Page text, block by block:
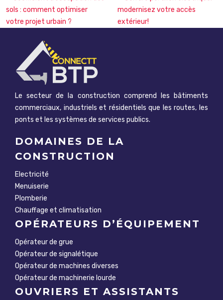
sols : comment optimiser
votre projet urbain ?
modernisez votre accès
extérieur!
Le secteur de la construction comprend les bâtiments
commerciaux, industriels et résidentiels que les routes, les
ponts et les systèmes de services publics.
DOMAINES DE LA
CONSTRUCTION
Electricité
Menuiserie
Plomberie
Chauffage et climatisation
OPÉRATEURS D’ÉQUIPEMENT
Opérateur de grue
Opérateur de signalétique
Opérateur de machines diverses
Opérateur de machinerie lourde
OUVRIERS ET ASSISTANTS